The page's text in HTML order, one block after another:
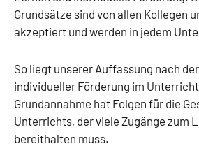
Grundsätze sind von allen Kollegen
akzeptiert und werden in jedem
So liegt unserer Auffassung nach
individueller Förderung im
Grundannahme hat Folgen für die
Unterrichts, der viele Zugänge zum
bereithalten muss.